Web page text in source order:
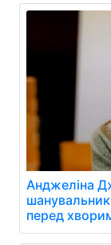
Анджеліна
перед